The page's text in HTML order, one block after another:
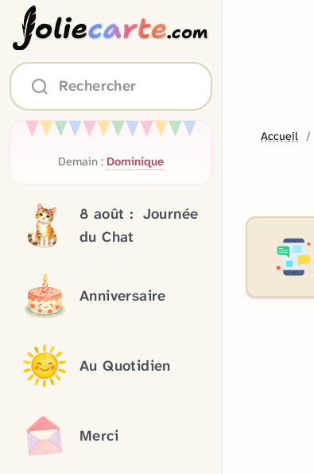
oliecarte.com
Rechercher
Demain : Dominique
8 août : Journée
du Chat
Anniversaire
Au Quotidien
Merci
Accueil